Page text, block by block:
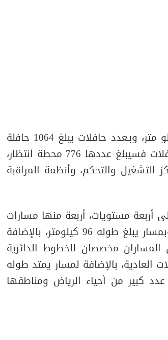
فتغطي كامل المدينة بمسار يبلغ طوله 1083 كيلو متر، وبـعدد حافلات يبلغ 1064 حافلة
للتشغيل باحجام وسعات مختلفة، أما محطات الحافلات فسيبلغ عددها 776 محطة انتظار،
التشغيل والتحكم، وأنظمة المراقبة
أربعة مستويات، أربعة منها مسارات
لخطوط الحافلات بعدد محطات يبلغ 103 محطة، وبمسار يبلغ طوله 96 كيلومتر، بالإضافة
83 كيلومتر وهذان المساران مخصصان للخطوط الدائرية
67 محطة، و18 مسار للحافلات العادية، بالإضافة لمسار يمتد طوله
عدد كبير من أحياء الرياض ومناطقها